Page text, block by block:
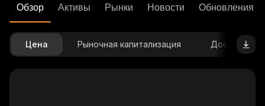
Обзор Активы Рынки Новости Обновления
Цена Рыночная капитализация Доступное